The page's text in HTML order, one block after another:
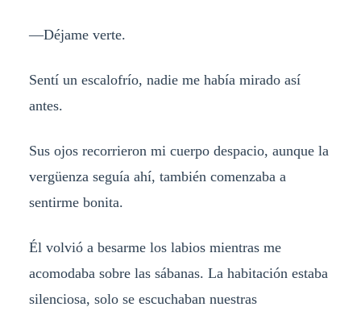
—Déjame verte.
Sentí un escalofrío, nadie me había mirado así
antes.
Sus ojos recorrieron mi cuerpo despacio, aunque la
vergüenza seguía ahí, también comenzaba a
sentirme bonita.
Él volvió a besarme los labios mientras me
acomodaba sobre las sábanas. La habitación estaba
silenciosa, solo se escuchaban nuestras